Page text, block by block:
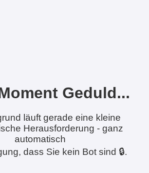
Geduld...
läuft gerade eine kleine
Herausforderung - ganz
automatisch
dass Sie kein Bot sind 🔒.